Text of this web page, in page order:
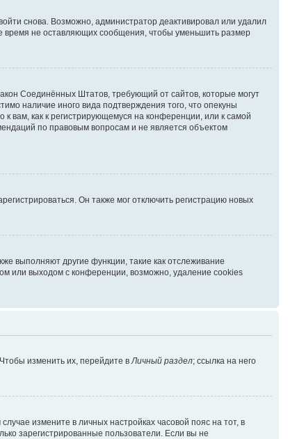
снова. Возможно, администратор деактивировал или удалил
время не оставляющих сообщения, чтобы уменьшить размер
Соединённых Штатов, требующий от сайтов, которые могут
наличие иного вида подтверждения того, что опекуны
как к регистрирующемуся на конференции, или к самой
по правовым вопросам и не является объектом
Он также мог отключить регистрацию новых
выполняют другие функции, такие как отслеживание
или выходом с конференции, возможно, удаление cookies
изменить их, перейдите вЛичный раздел; ссылка на него
измените в личных настройках часовой пояс на тот, в
зарегистрированные пользователи. Если вы не